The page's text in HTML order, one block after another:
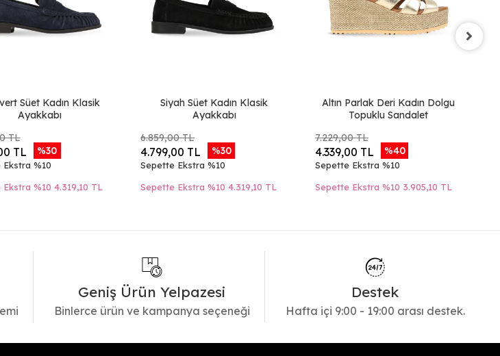
Süet Kadın Klasik
Ayakkabı
TL
TL %30
%10
%10 4.319,10 TL
Siyah Süet Kadın Klasik
Ayakkabı
6.859,00 TL
4.799,00 TL %30
Sepette Ekstra %10
Sepette Ekstra %10 4.319,10 TL
Altın Parlak Deri Kadın Dolgu
Topuklu Sandalet
7.229,00 TL
4.339,00 TL %40
Sepette Ekstra %10
Sepette Ekstra %10 3.905,10 TL
Geniş Ürün Yelpazesi
Binlerce ürün ve kampanya seçeneği
Destek
Hafta içi 9:00 - 19:00 arası destek.